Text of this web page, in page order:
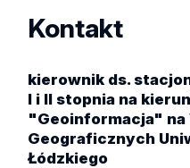
Kontakt
kierownik ds.
I i II stopnia na
"Geoinformacja" na
Geograficznych
Łódzkiego